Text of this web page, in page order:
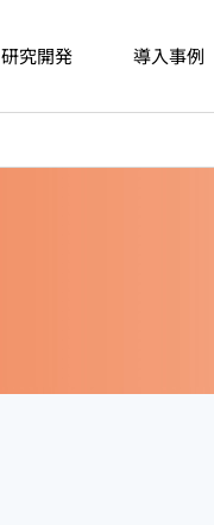
研究開発 導入事例